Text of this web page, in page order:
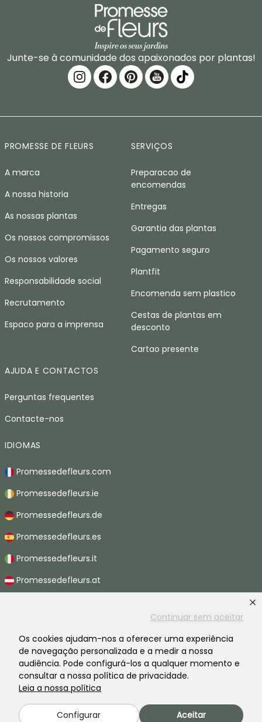
Continuar sem aceitar
Os cookies ajudam-nos a oferecer uma experiência
de navegação personalizada e a medir a nossa
audiência. Pode configurá-los a qualquer momento e
consultar a nossa política de privacidade.
Leia a nossa política
Configurar Aceitar
Junte-se à comunidade dos apaixonados por plantas!
PROMESSE DE FLEURS
A marca
A nossa historia
As nossas plantas
Os nossos compromissos
Os nossos valores
Responsabilidade social
Recrutamento
Espaco para a imprensa
SERVIÇOS
Preparacao de
encomendas
Entregas
Garantia das plantas
Pagamento seguro
Plantfit
Encomenda sem plastico
Cestas de plantas em
desconto
Cartao presente
AJUDA E CONTACTOS
Perguntas frequentes
Contacte-nos
IDIOMAS
Promessedefleurs.com
Promessedefleurs.ie
Promessedefleurs.de
Promessedefleurs.es
Promessedefleurs.it
Promessedefleurs.at
Promessedefleurs.ch
Avisos legais
CGV- Privacidade
Promesse de fleurs, uma empresa familiar ao serviço de todos os